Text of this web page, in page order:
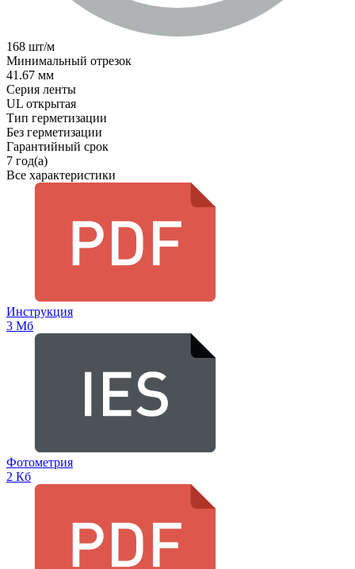
168 шт/м
Минимальный отрезок
41.67 мм
Серия ленты
UL открытая
Тип герметизации
Без герметизации
Гарантийный срок
7 год(а)
Все характеристики
Инструкция
3 Мб
Фотометрия
2 Кб